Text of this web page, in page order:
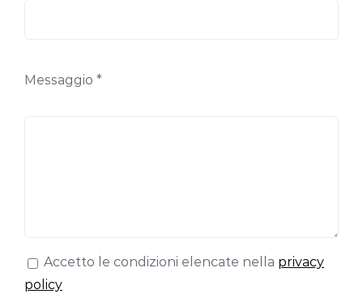
Messaggio *
Accetto le condizioni elencate nella privacy
policy